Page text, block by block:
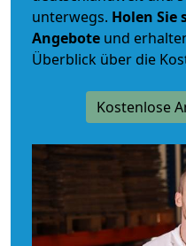
unterwegs. Holen Sie
Angebote und
Überblick über die
Kostenlose